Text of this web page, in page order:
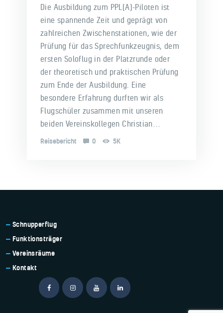
Die Ausbildung zum PPL(A)-Piloten ist
eine spannende Zeit und geprägt von
zahlreichen Zwischenstationen, wie der
Prüfung für das Sprechfunkzeugnis, dem
ersten Soloflug in der Platzrunde oder
der theoretisch und praktischen Prüfung
zum Ende der Ausbildung. Eine
besondere Erfahrung durften wir als
Flugschüler zusammen mit unseren
beiden Vereinskollegen Christian…
Reisebericht 0 5K
Schnupperflug
Funktionsträger
Vereinsräume
Kontakt